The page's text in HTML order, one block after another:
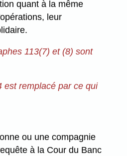
quant à la même
leur
113(7) et (8) sont
est remplacé par ce qui
ou une compagnie
à la Cour du Banc